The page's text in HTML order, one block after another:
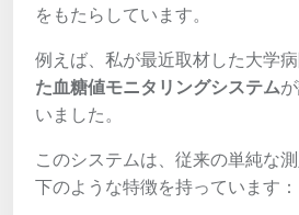
をもたらしています。
例えば、私が最近取材した大学病
た血糖値モニタリングシステム
いました。
このシステムは、従来の単純な
下のような特徴を持っています：